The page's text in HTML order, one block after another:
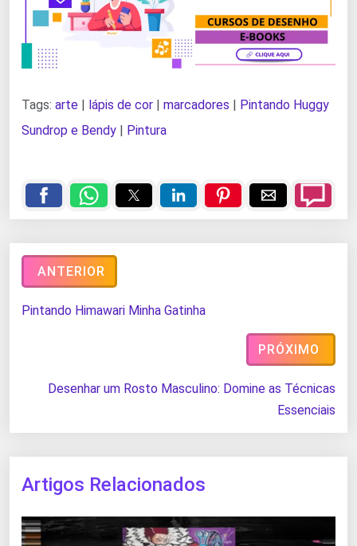
Tags: arte | lápis de cor | marcadores | Pintando Huggy
Sundrop e Bendy | Pintura
ANTERIOR
Pintando Himawari Minha Gatinha
PRÓXIMO
Desenhar um Rosto Masculino: Domine as Técnicas
Essenciais
Artigos Relacionados